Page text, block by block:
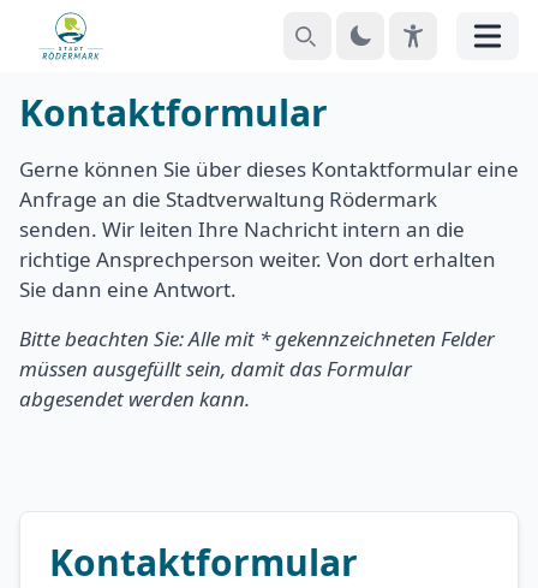
SuchenThemeEyeAbleMenü
Kontaktformular
Gerne können Sie über dieses Kontaktformular eine
Anfrage an die Stadtverwaltung Rödermark
senden. Wir leiten Ihre Nachricht intern an die
richtige Ansprechperson weiter. Von dort erhalten
Sie dann eine Antwort.
Bitte beachten Sie: Alle mit * gekennzeichneten Felder
müssen ausgefüllt sein, damit das Formular
abgesendet werden kann.
Kontaktformular